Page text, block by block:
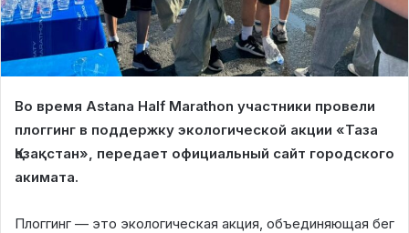
Во время Astana Half Marathon участники провели
плоггинг в поддержку экологической акции «Таза
Қазақстан», передает официальный сайт городского
акимата.
Плоггинг — это экологическая акция, объединяющая бег